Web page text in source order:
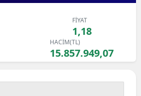
FİYAT
1,18
HACİM(TL)
15.857.949,07